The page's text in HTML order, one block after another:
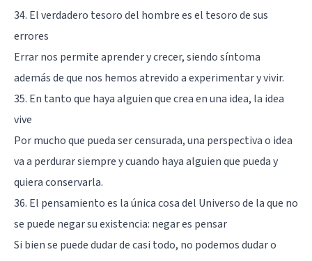
34. El verdadero tesoro del hombre es el tesoro de sus
errores
Errar nos permite aprender y crecer, siendo síntoma
además de que nos hemos atrevido a experimentar y vivir.
35. En tanto que haya alguien que crea en una idea, la idea
vive
Por mucho que pueda ser censurada, una perspectiva o idea
va a perdurar siempre y cuando haya alguien que pueda y
quiera conservarla.
36. El pensamiento es la única cosa del Universo de la que no
se puede negar su existencia: negar es pensar
Si bien se puede dudar de casi todo, no podemos dudar o